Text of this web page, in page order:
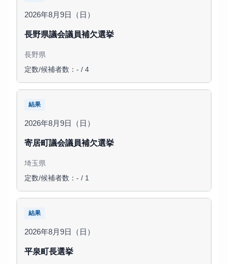
2026年8月9日（日）
長野県議会議員補欠選挙
長野県
定数/候補者数：- / 4
結果
2026年8月9日（日）
寄居町議会議員補欠選挙
埼玉県
定数/候補者数：- / 1
結果
2026年8月9日（日）
平泉町長選挙